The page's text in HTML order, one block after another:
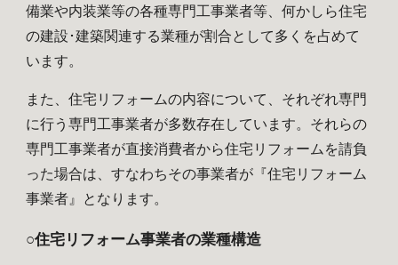
備業や内装業等の各種専門工事業者等、何かしら住宅
の建設･建築関連する業種が割合として多くを占めて
います。
また、住宅リフォームの内容について、それぞれ専門
に行う専門工事業者が多数存在しています。それらの
専門工事業者が直接消費者から住宅リフォームを請負
った場合は、すなわちその事業者が『住宅リフォーム
事業者』となります。
○住宅リフォーム事業者の業種構造